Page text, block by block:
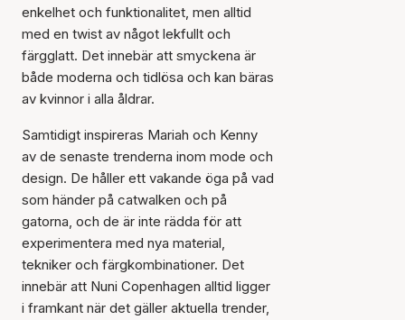
enkelhet och funktionalitet, men alltid
med en twist av något lekfullt och
färgglatt. Det innebär att smyckena är
både moderna och tidlösa och kan bäras
av kvinnor i alla åldrar.
Samtidigt inspireras Mariah och Kenny
av de senaste trenderna inom mode och
design. De håller ett vakande öga på vad
som händer på catwalken och på
gatorna, och de är inte rädda för att
experimentera med nya material,
tekniker och färgkombinationer. Det
innebär att Nuni Copenhagen alltid ligger
i framkant när det gäller aktuella trender,